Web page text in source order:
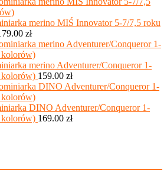
merino MIŚ Innovator 5-7/7,5 roku
zł
merino Adventurer/Conqueror 1-
159.00 zł
DINO Adventurer/Conqueror 1-
169.00 zł